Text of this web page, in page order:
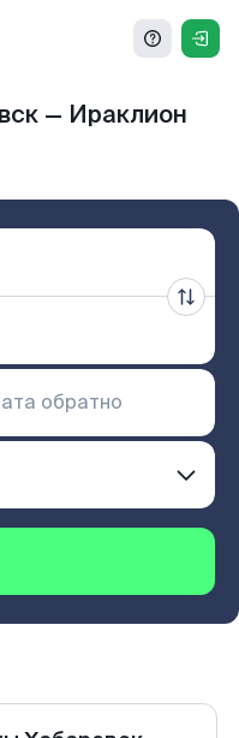
— Ираклион